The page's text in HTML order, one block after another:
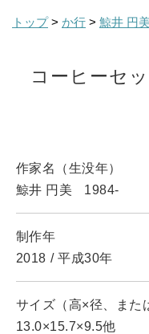
トップ> か行 > 鯨井 円美
コーヒーセッ
作家名（生没年）
鯨井 円美
1984-
制作年
2018 / 平成30年
サイズ（高×径、また
13.0×15.7×9.5他